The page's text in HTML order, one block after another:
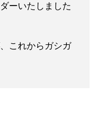
ーいたしました
これからガシガ